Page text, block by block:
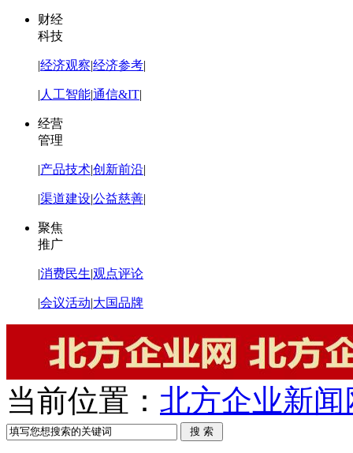
财经
科技
|经济观察|经济参考|
| 人工智能|通信&IT|
经营
管理
|产品技术|创新前沿|
|渠道建设|公益慈善|
聚焦
推广
|消费民生|观点评论
|会议活动|大国品牌
当前位置： 北方企业新闻